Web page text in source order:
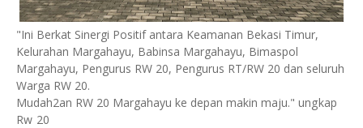
"Ini Berkat Sinergi Positif antara Keamanan Bekasi Timur,
Kelurahan Margahayu, Babinsa Margahayu, Bimaspol
Margahayu, Pengurus RW 20, Pengurus RT/RW 20 dan seluruh
Warga RW 20.
Mudah2an RW 20 Margahayu ke depan makin maju." ungkap
Rw 20